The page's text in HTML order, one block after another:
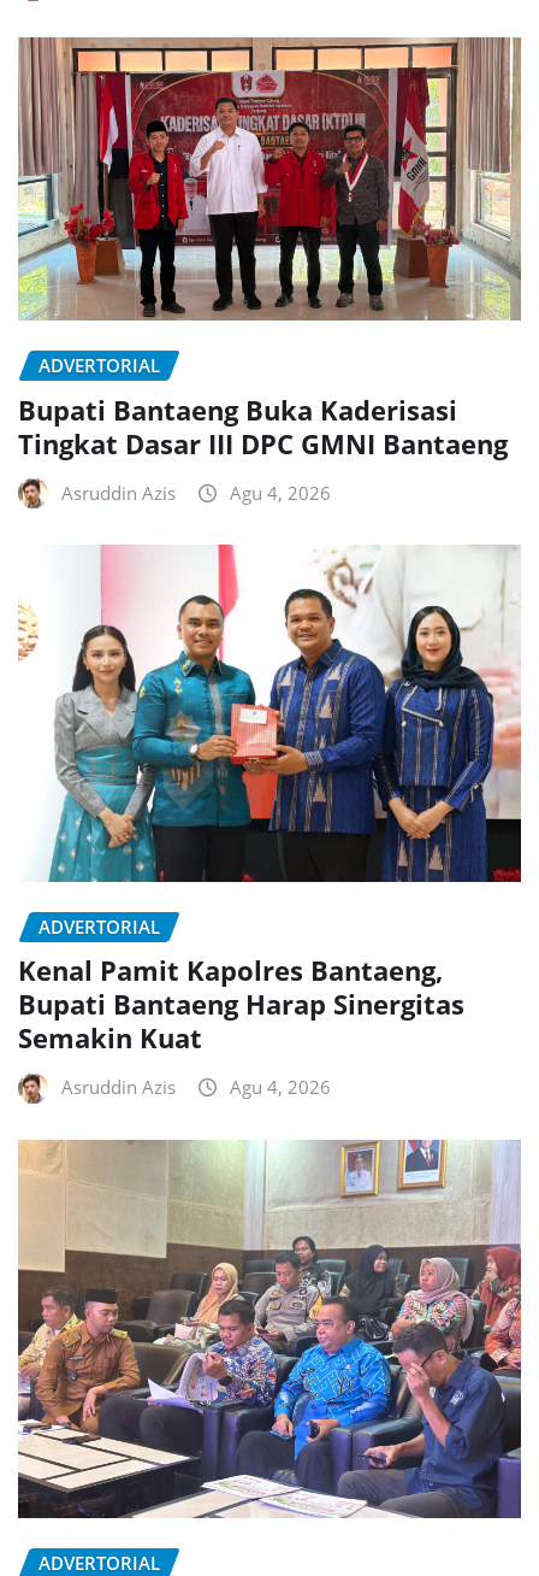
ADVERTORIAL
Bupati Bantaeng Buka Kaderisasi
Tingkat Dasar III DPC GMNI Bantaeng
Asruddin Azis Agu 4, 2026
ADVERTORIAL
Kenal Pamit Kapolres Bantaeng,
Bupati Bantaeng Harap Sinergitas
Semakin Kuat
Asruddin Azis Agu 4, 2026
ADVERTORIAL